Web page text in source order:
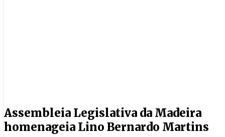
Assembleia Legislativa da Madeira
homenageia Lino Bernardo Martins